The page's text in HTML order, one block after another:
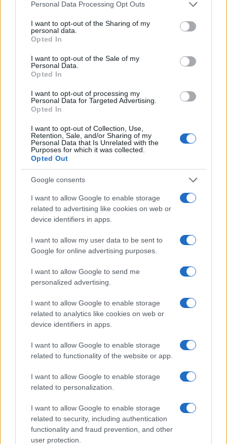
Please note that this website/app uses one or more Google
not limited to your visit or usage behaviour. You may click to
grant or deny consent to Google and its third-party tags to
use your data for below specified purposes in below Google
consent section.
Personal Data Processing Opt Outs
I want to opt-out of the Sharing of my
personal data.
Opted In
I want to opt-out of the Sale of my
Personal Data.
Opted In
I want to opt-out of processing my
Personal Data for Targeted Advertising.
Opted In
I want to opt-out of Collection, Use,
Retention, Sale, and/or Sharing of my
Personal Data that Is Unrelated with the
Purposes for which it was collected.
Opted Out
Google consents
I want to allow Google to enable storage
related to advertising like cookies on web or
device identifiers in apps.
I want to allow my user data to be sent to
Google for online advertising purposes.
I want to allow Google to send me
personalized advertising.
I want to allow Google to enable storage
related to analytics like cookies on web or
device identifiers in apps.
I want to allow Google to enable storage
related to functionality of the website or app.
I want to allow Google to enable storage
related to personalization.
I want to allow Google to enable storage
related to security, including authentication
functionality and fraud prevention, and other
user protection.
relação aos objetivos e marcos do roteiro.
Usando a Análise Técnica, podemos prever qual pode ser o
investimentos de acordo. Usando níveis horizontais de
resistência e suporte, médias móveis, vários indicadores e
outras técnicas, você pode fazer uma previsão de preço
informada sobre se o preço vai subir ou descer nos
O mercado de criptomoedas é extremamente volátil e
difícil de prever a longo prazo, portanto, pesquisar os
fundamentos e o progresso do Solanium é uma tarefa
essencial antes de decidir investir qualquer quantia de
fundos a longo prazo com o objetivo de mantê-los por
meses ou anos. Ao analisar o preço do Solanium para
é essencial levar em consideração a análise técnica e
fundamental.
Giorgia Stromeo